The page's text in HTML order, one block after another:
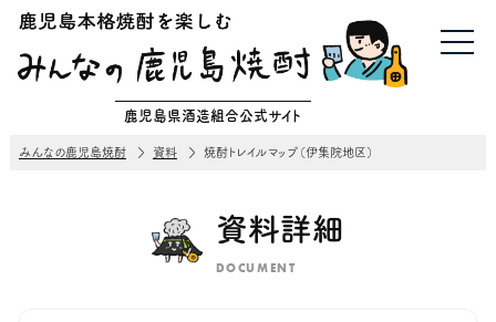
鹿児島県酒造組合公式サイト
みんなの鹿児島焼酎 資料 焼酎トレイルマップ（伊集院地区）
資料詳細
DOCUMENT